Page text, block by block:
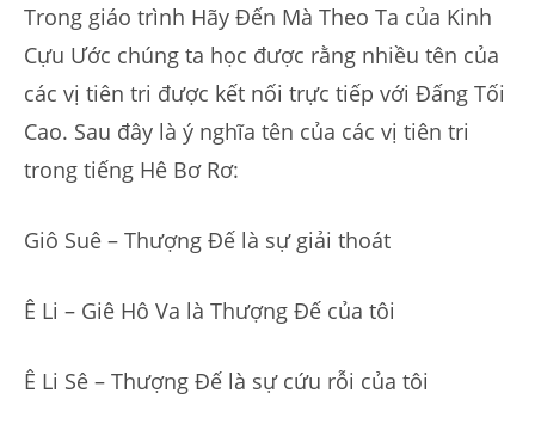
Trong giáo trình Hãy Đến Mà Theo Ta của Kinh
Cựu Ước chúng ta học được rằng nhiều tên của
các vị tiên tri được kết nối trực tiếp với Đấng Tối
Cao. Sau đây là ý nghĩa tên của các vị tiên tri
trong tiếng Hê Bơ Rơ:
Giô Suê – Thượng Đế là sự giải thoát
Ê Li – Giê Hô Va là Thượng Đế của tôi
Ê Li Sê – Thượng Đế là sự cứu rỗi của tôi